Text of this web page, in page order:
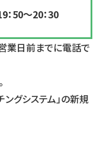
：50～20：30
業日前までに電話で
グシステム」の新規